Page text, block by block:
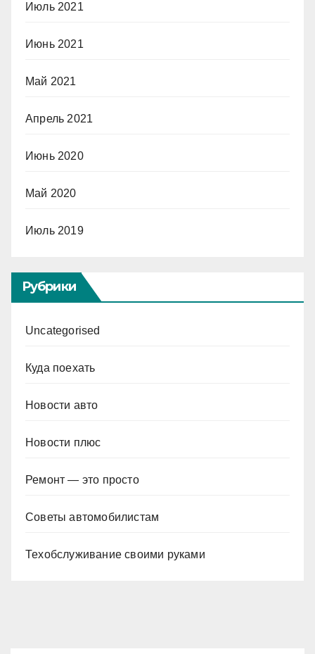
Июль 2021
Июнь 2021
Май 2021
Апрель 2021
Июнь 2020
Май 2020
Июль 2019
Рубрики
Uncategorised
Куда поехать
Новости авто
Новости плюс
Ремонт — это просто
Советы автомобилистам
Техобслуживание своими руками